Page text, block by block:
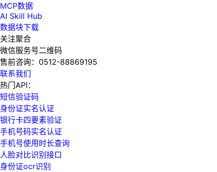
MCP数据
AI Skill Hub
数据块下载
关注聚合
微信服务号二维码
售前咨询： 0512-88869195
联系我们
热门API：
短信验证码
身份证实名认证
银行卡四要素验证
手机号码实名认证
手机号使用时长查询
人脸对比识别接口
身份证ocr识别